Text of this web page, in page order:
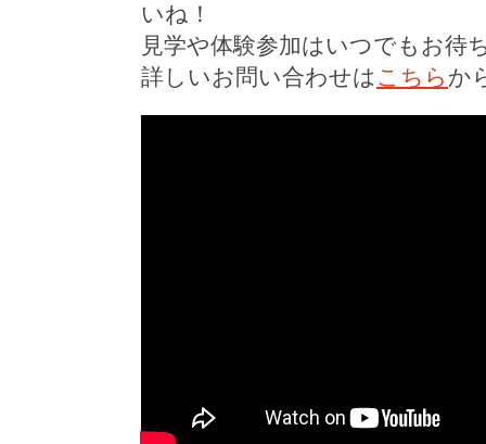
いね！
見学や体験参加はいつでもお待
詳しいお問い合わせは こちら か